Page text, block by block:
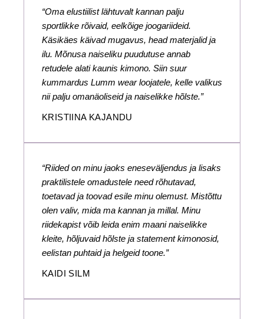
“Oma elustiilist lähtuvalt kannan palju
sportlikke rõivaid, eelkõige joogariideid.
Käsikäes käivad mugavus, head materjalid ja
ilu. Mõnusa naiseliku puudutuse annab
retudele alati kaunis kimono. Siin suur
kummardus Lumm wear loojatele, kelle valikus
nii palju omanäoliseid ja naiselikke hõlste.”
KRISTIINA KAJANDU
“Riided on minu jaoks eneseväljendus ja lisaks
praktilistele omadustele need rõhutavad,
toetavad ja toovad esile minu olemust. Mistõttu
olen valiv, mida ma kannan ja millal. Minu
riidekapist võib leida enim maani naiselikke
kleite, hõljuvaid hõlste ja statement kimonosid,
eelistan puhtaid ja helgeid toone.”
KAIDI SILM